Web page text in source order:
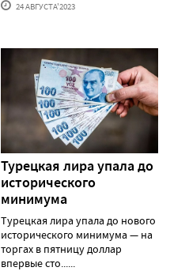
24 АВГУСТА'2023
Турецкая лира упала до
исторического
минимума
Турецкая лира упала до нового
исторического минимума — на
торгах в пятницу доллар
впервые сто......